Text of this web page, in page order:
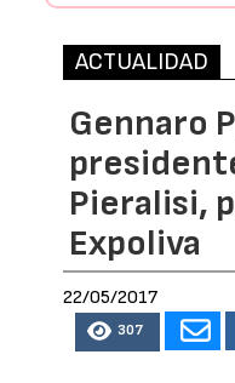
ACTUALIDAD
Gennaro
Pieralisi,
Expoliva
22/05/2017
307